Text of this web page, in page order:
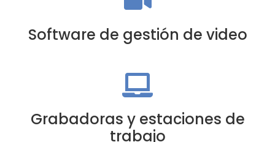
Software de gestión de video
Grabadoras y estaciones de
trabajo